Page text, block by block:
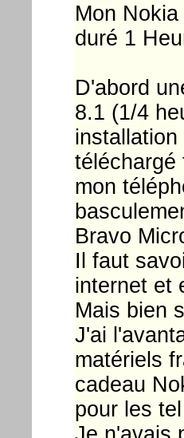
Mon
duré 1
D'abord
8.1 (1/4
téléchargé
mon
Bravo
Il faut
internet et
Mais bien
J'ai
matériels
cadeau
pour les